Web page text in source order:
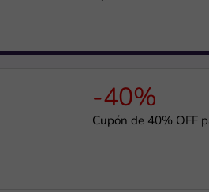
-40%
Cupón de 40% OFF